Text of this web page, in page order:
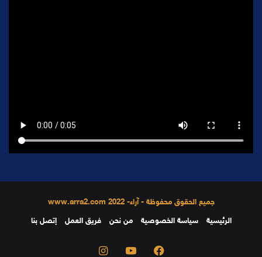
جميع الحقوق محفوظة - آراء- 2022 www.arra2.com
الرئيسية
سياسة الخصوصية من نحن فريق العمل إتصل بنا
فيسبوك يوتيوب